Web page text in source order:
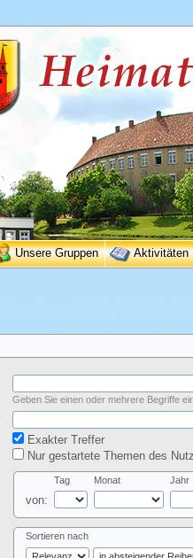
Unsere Gruppen Aktivitäten
Geben Sie einen oder mehrere Begriffe
Exakter Treffer
Nur gestartete Themen des
von:
Tag Monat Jahr
Sortieren nach